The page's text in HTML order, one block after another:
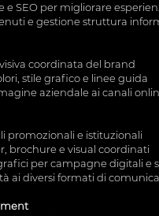
SEO per migliorare
e gestione struttura
coordinata del brand
stile grafico e linee guida
aziendale ai canali
promozionali e istituzionali
brochure e visual coordinati
per campagne digitali e
ai diversi formati di